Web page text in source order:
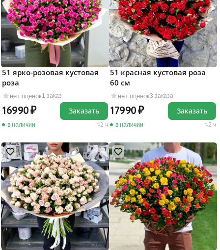
нет оценок1 заказ
51 ярко-розовая кустовая
роза
16990
в наличии 2 ч
Заказать
нет оценок3 заказа
51 красная кустовая роза
60 см
17990
в наличии 2 ч
Заказать